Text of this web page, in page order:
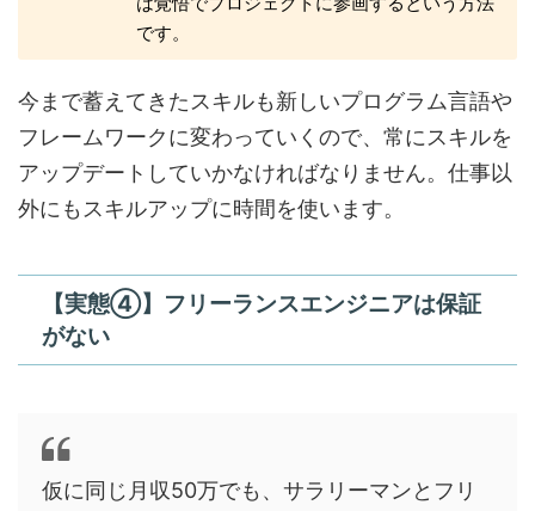
です。
今まで蓄えてきたスキルも新しいプログラム言語や
フレームワークに変わっていくので、常にスキルを
アップデートしていかなければなりません。仕事以
外にもスキルアップに時間を使います。
【実態④】フリーランスエンジニアは保証
がない
仮に同じ月収50万でも、サラリーマンとフリ